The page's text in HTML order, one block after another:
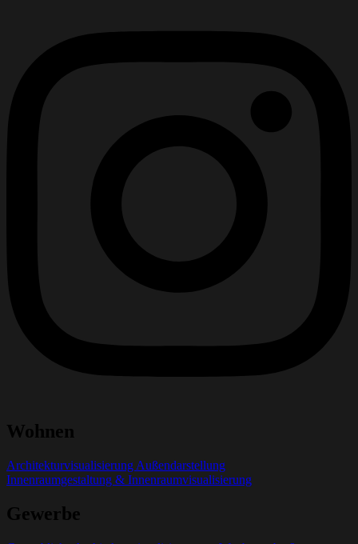
Wohnen
Architekturvisualisierung Außendarstellung
Innenraumgestaltung & Innenraumvisualisierung
Gewerbe